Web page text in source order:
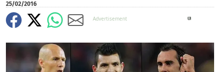
25/02/2016
X